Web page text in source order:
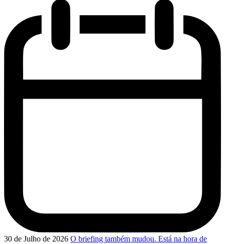
30 de Julho de 2026 O briefing também mudou. Está na hora de